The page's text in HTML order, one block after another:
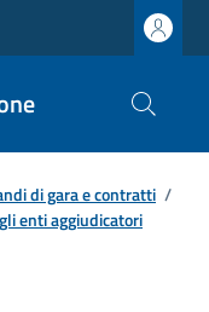
di gara e contratti /
enti aggiudicatori